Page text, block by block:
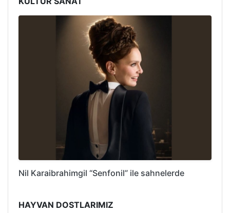
Nil Karaibrahimgil “Senfonil” ile sahnelerde
HAYVAN DOSTLARIMIZ